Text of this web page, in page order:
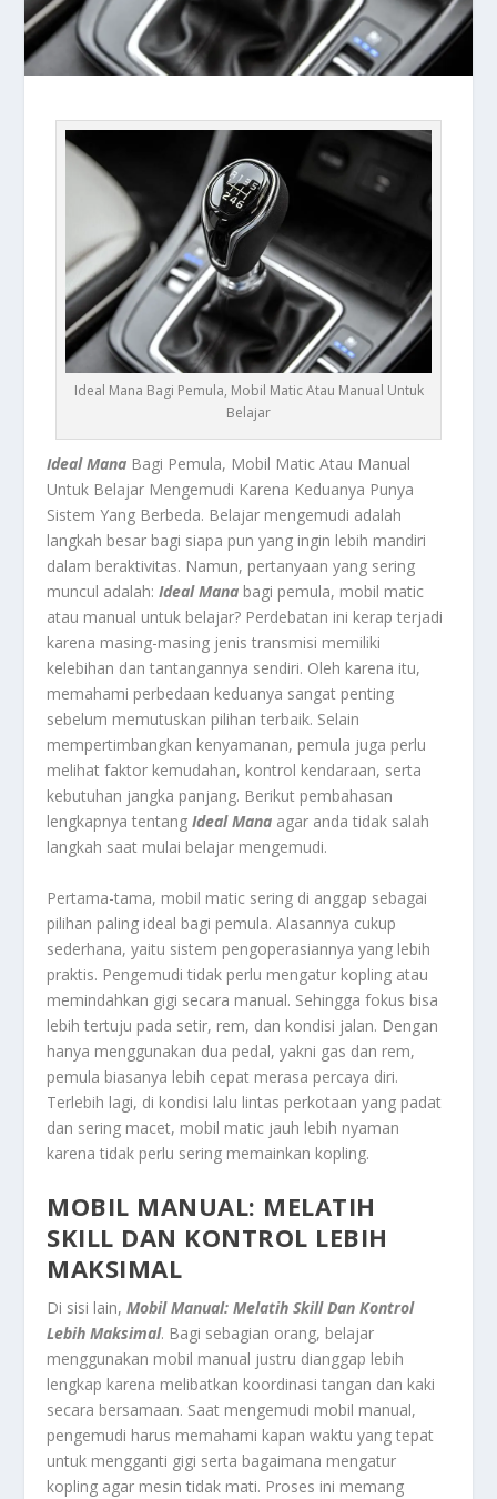
Ideal Mana Bagi Pemula, Mobil Matic Atau Manual Untuk
Belajar
Ideal Mana Bagi Pemula, Mobil Matic Atau Manual
Untuk Belajar Mengemudi Karena Keduanya Punya
Sistem Yang Berbeda. Belajar mengemudi adalah
langkah besar bagi siapa pun yang ingin lebih mandiri
dalam beraktivitas. Namun, pertanyaan yang sering
muncul adalah:Ideal Mana bagi pemula, mobil matic
atau manual untuk belajar? Perdebatan ini kerap terjadi
karena masing-masing jenis transmisi memiliki
kelebihan dan tantangannya sendiri. Oleh karena itu,
memahami perbedaan keduanya sangat penting
sebelum memutuskan pilihan terbaik. Selain
mempertimbangkan kenyamanan, pemula juga perlu
melihat faktor kemudahan, kontrol kendaraan, serta
kebutuhan jangka panjang. Berikut pembahasan
lengkapnya tentangIdeal Mana agar anda tidak salah
langkah saat mulai belajar mengemudi.
Pertama-tama, mobil matic sering di anggap sebagai
pilihan paling ideal bagi pemula. Alasannya cukup
sederhana, yaitu sistem pengoperasiannya yang lebih
praktis. Pengemudi tidak perlu mengatur kopling atau
memindahkan gigi secara manual. Sehingga fokus bisa
lebih tertuju pada setir, rem, dan kondisi jalan. Dengan
hanya menggunakan dua pedal, yakni gas dan rem,
pemula biasanya lebih cepat merasa percaya diri.
Terlebih lagi, di kondisi lalu lintas perkotaan yang padat
dan sering macet, mobil matic jauh lebih nyaman
karena tidak perlu sering memainkan kopling.
MOBIL MANUAL: MELATIH
SKILL DAN KONTROL LEBIH
MAKSIMAL
Di sisi lain,Mobil Manual: Melatih Skill Dan Kontrol
Lebih Maksimal. Bagi sebagian orang, belajar
menggunakan mobil manual justru dianggap lebih
lengkap karena melibatkan koordinasi tangan dan kaki
secara bersamaan. Saat mengemudi mobil manual,
pengemudi harus memahami kapan waktu yang tepat
untuk mengganti gigi serta bagaimana mengatur
kopling agar mesin tidak mati. Proses ini memang